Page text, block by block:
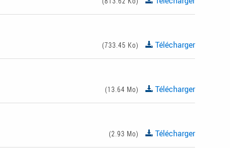
(733.45 Ko) Télécharger
(13.64 Mo) Télécharger
(2.93 Mo) Télécharger